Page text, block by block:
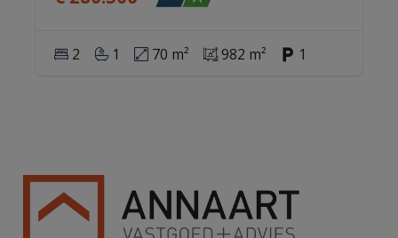
2 1 70 m² 982 m² 1